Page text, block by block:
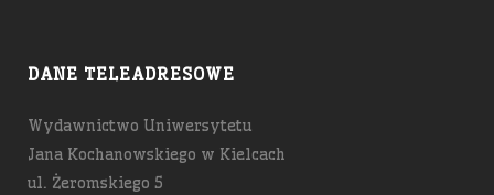
DANE TELEADRESOWE
Wydawnictwo Uniwersytetu
Jana Kochanowskiego w Kielcach
ul. Żeromskiego 5